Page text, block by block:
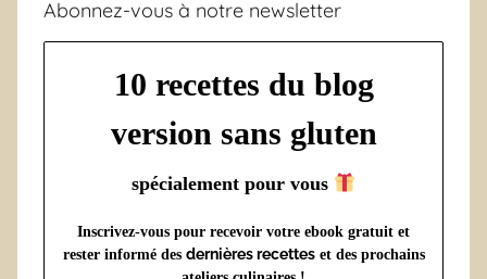
Abonnez-vous à notre newsletter
10 recettes du blog
version sans gluten
spécialement pour vous
Inscrivez-vous pour recevoir votre ebook gratuit et
rester informé des dernières recettes et des prochains